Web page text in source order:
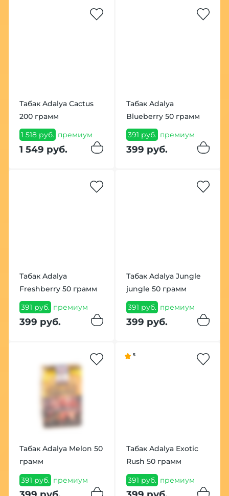
Табак Adalya Cactus
200 грамм
1 518 руб. премиум
1 549 руб.
Табак Adalya
Blueberry 50 грамм
391 руб. премиум
399 руб.
Табак Adalya
Freshberry 50 грамм
391 руб. премиум
399 руб.
Табак Adalya Jungle
jungle 50 грамм
391 руб. премиум
399 руб.
Табак Adalya Melon 50
грамм
391 руб. премиум
5
Табак Adalya Exotic
Rush 50 грамм
391 руб. премиум